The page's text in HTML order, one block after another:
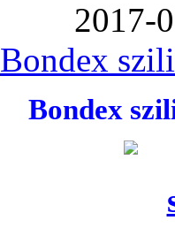
2017-
Bondex
Bondex